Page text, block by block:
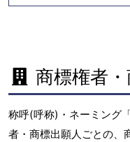
商標権者
称呼(呼称)・ネーミング
者・商標出願人ごとの、